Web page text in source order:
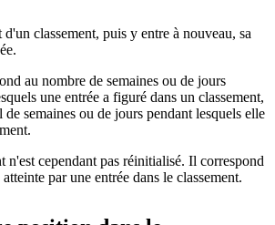
classement, puis y entre à nouveau, sa
au nombre de semaines ou de jours
une entrée a figuré dans un classement,
semaines ou de jours pendant lesquels elle
n'est cependant pas réinitialisé. Il correspond
par une entrée dans le classement.